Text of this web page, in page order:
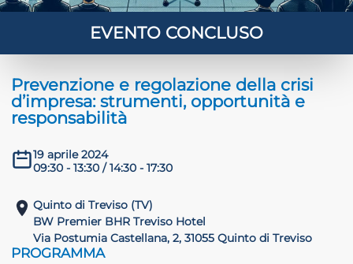
EVENTO CONCLUSO
Prevenzione e regolazione della crisi
d’impresa: strumenti, opportunità e
responsabilità
19 aprile 2024
09:30 - 13:30 / 14:30 - 17:30
Quinto di Treviso (TV)
BW Premier BHR Treviso Hotel
Via Postumia Castellana, 2, 31055 Quinto di Treviso
PROGRAMMA